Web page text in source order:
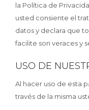
la Política de
usted consiente el
datos y declara que
facilite son veraces y
USO DE
Al hacer uso de esta
través de la misma